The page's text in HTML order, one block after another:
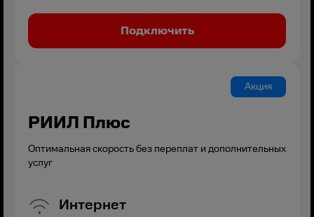
Подключить
Акция
РИИЛ Плюс
Оптимальная скорость без переплат и дополнительных
услуг
Интернет